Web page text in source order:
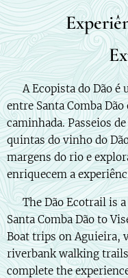
🚶
🇵🇹 A Ecopista do Dão
entre Santa Comba
caminhada. Passeios
quintas do vinho do
margens do rio e
enriquecem a
🇬🇧 The Dão Ecotrail
Santa Comba Dão to
Boat trips on Aguieira,
riverbank walking
complete the